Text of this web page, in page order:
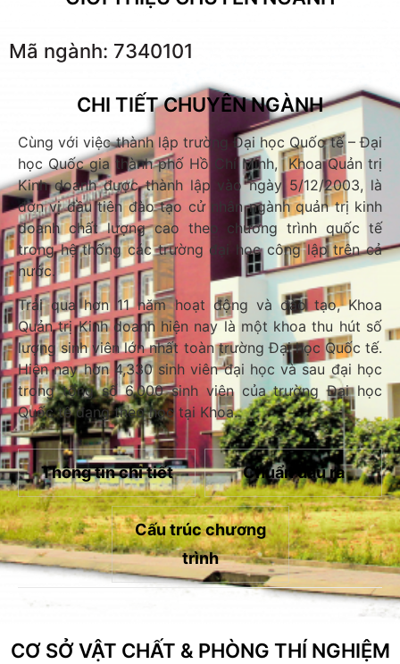
Mã ngành: 7340101
CHI TIẾT CHUYÊN NGÀNH
Cùng với việc thành lập trường Đại học Quốc tế – Đại
học Quốc gia thành phố Hồ Chí Minh, Khoa Quản trị
Kinh doanh được thành lập vào ngày 5/12/2003, là
đơn vị đầu tiên đào tạo cử nhân ngành quản trị kinh
doanh chất lượng cao theo chương trình quốc tế
trong hệ thống các trường đại học công lập trên cả
nước.
Trải qua hơn 11 năm hoạt động và đào tạo, Khoa
Quản trị Kinh doanh hiện nay là một khoa thu hút số
lượng sinh viên lớn nhất toàn trường Đại học Quốc tế.
Hiện nay hơn 4,330 sinh viên đại học và sau đại học
trong tổng số 6,000 sinh viên của trường Đại học
Quốc tế đang theo học tại Khoa.
Thông tin chi tiết Chuẩn đầu ra
Cấu trúc chương
trình
CƠ SỞ VẬT CHẤT & PHÒNG THÍ NGHIỆM